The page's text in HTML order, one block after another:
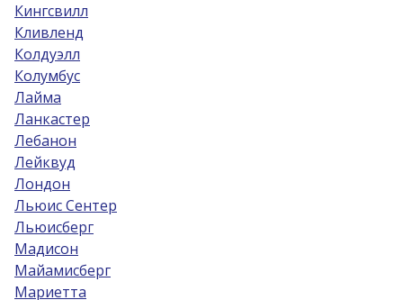
Кингсвилл
Кливленд
Колдуэлл
Колумбус
Лайма
Ланкастер
Лебанон
Лейквуд
Лондон
Льюис Сентер
Льюисберг
Мадисон
Майамисберг
Мариетта